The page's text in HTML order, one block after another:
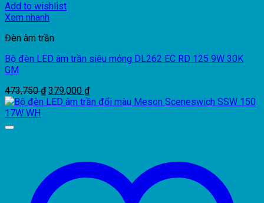
Add to wishlist
Xem nhanh
Đèn âm trần
Bộ đèn LED âm trần siêu mỏng DL262 EC RD 125 9W 30K
GM
473,750₫ Giá
gốc
379,000 ₫Giá
hiện